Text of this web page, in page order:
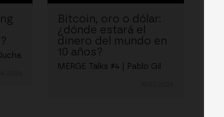
Bitcoin, oro o dólar:
¿dónde estará el
dinero del mundo en
10 años?
MERGE Talks #4 | Pablo Gil